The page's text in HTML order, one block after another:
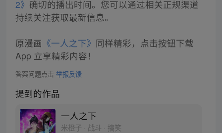
2》 确切的播出时间。您可以通过相关正规渠道
持续关注获取最新信息。
原漫画 《一人之下》 同样精彩，点击按钮下载
App 立享精彩内容！
答案问题点击 举报反馈
提到的作品
一人之下
米橙子 · 战斗 · 搞笑